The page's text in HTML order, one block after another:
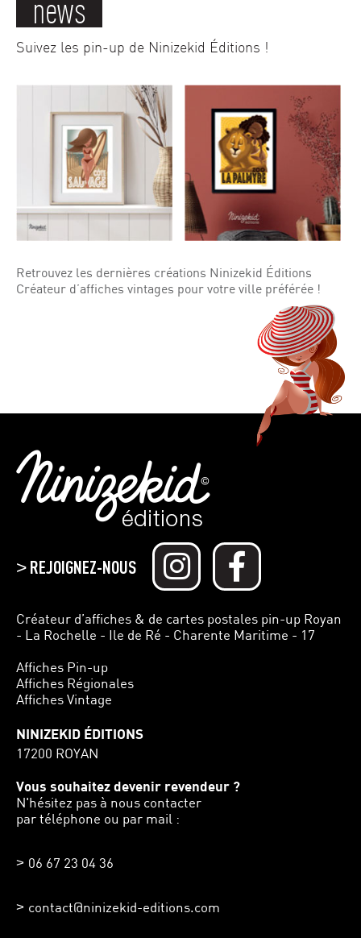
news
Suivez les pin-up de Ninizekid Éditions !
Retrouvez les dernières créations Ninizekid Éditions
Créateur d’affiches vintages pour votre ville préférée !
>REJOIGNEZ-NOUS
Créateur d’affiches & de cartes postales pin-up Royan
- La Rochelle - Ile de Ré - Charente Maritime - 17
Affiches Pin-up
Affiches Régionales
Affiches Vintage
NINIZEKID ÉDITIONS
17200 ROYAN
Vous souhaitez devenir revendeur ?
N'hésitez pas à nous contacter
par téléphone ou par mail :
06 67 23 04 36
contact@ninizekid-editions.com